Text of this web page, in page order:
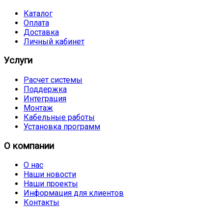
Каталог
Оплата
Доставка
Личный кабинет
Услуги
Расчет системы
Поддержка
Интеграция
Монтаж
Кабельные работы
Установка программ
О компании
О нас
Наши новости
Наши проекты
Информация для клиентов
Контакты